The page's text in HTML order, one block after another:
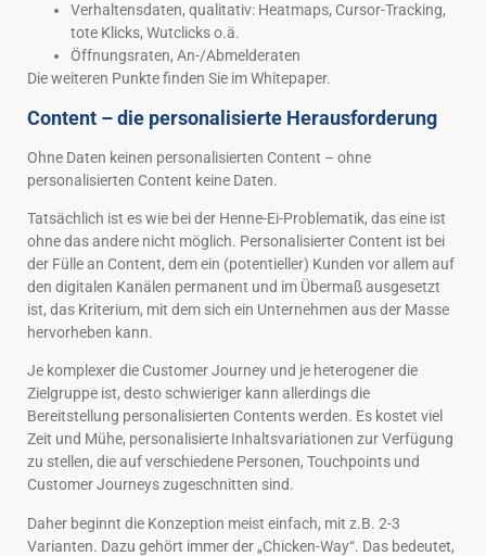
Verhaltensdaten, qualitativ: Heatmaps, Cursor-Tracking,
tote Klicks, Wutclicks o.ä.
Öffnungsraten, An-/Abmelderaten
Die weiteren Punkte finden Sie im Whitepaper.
Content – die personalisierte Herausforderung
Ohne Daten keinen personalisierten Content – ohne
personalisierten Content keine Daten.
Tatsächlich ist es wie bei der Henne-Ei-Problematik, das eine ist
ohne das andere nicht möglich. Personalisierter Content ist bei
der Fülle an Content, dem ein (potentieller) Kunden vor allem auf
den digitalen Kanälen permanent und im Übermaß ausgesetzt
ist, das Kriterium, mit dem sich ein Unternehmen aus der Masse
hervorheben kann.
Je komplexer die Customer Journey und je heterogener die
Zielgruppe ist, desto schwieriger kann allerdings die
Bereitstellung personalisierten Contents werden. Es kostet viel
Zeit und Mühe, personalisierte Inhaltsvariationen zur Verfügung
zu stellen, die auf verschiedene Personen, Touchpoints und
Customer Journeys zugeschnitten sind.
Daher beginnt die Konzeption meist einfach, mit z.B. 2-3
Varianten. Dazu gehört immer der „Chicken-Way“. Das bedeutet,